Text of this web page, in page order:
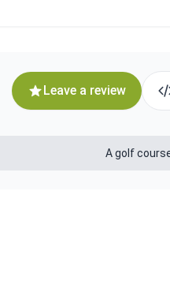
Leave a review
A golf